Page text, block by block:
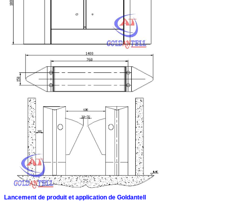
Lancement de produit et application de Goldantell